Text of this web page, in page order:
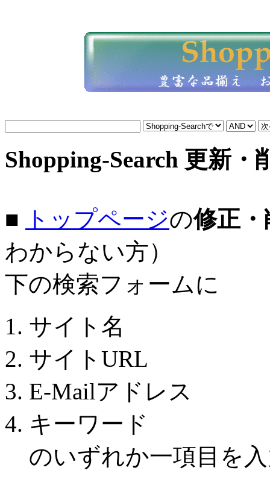
Shopping-Search 更新・
■ トップページの修正・
わからない方）
下の検索フォームに
サイト名
サイトURL
E-Mailアドレス
キーワード
のいずれか一項目を